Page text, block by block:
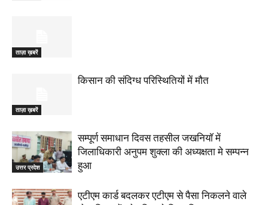
ताज़ा ख़बरें
ताज़ा ख़बरें
किसान की संदिग्ध परिस्थितियों में मौत
उत्तर प्रदेश
सम्पूर्ण समाधान दिवस तहसील जखनियॉ में
जिलाधिकारी अनुपम शुक्ला की अध्यक्षता मे सम्पन्न
हुआ
एटीएम कार्ड बदलकर एटीएम से पैसा निकलने वाले